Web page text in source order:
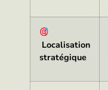
Localisation
stratégique